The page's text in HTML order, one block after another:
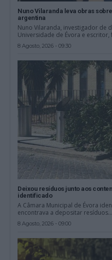
Nuno Vilaranda leva obras
argentina
Nuno Vilaranda, investigador de
Universidade de Évora e escritor,
8 Agosto, 2026 - 09:30
Deixou resíduos junto aos
identificado
A Câmara Municipal de Évora
encontrava a depositar resíduos...
8 Agosto, 2026 - 09:00